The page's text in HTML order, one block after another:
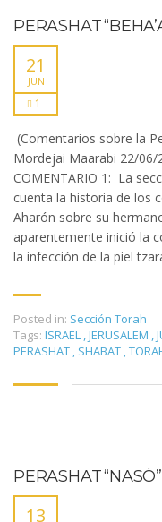
PERASHAT
21
JUN
1
(Comentarios sobre la
Mordejai Maarabi 22/06/
COMENTARIO 1: La
cuenta la historia de los
Aharón sobre su
aparentemente inició la
la infección de la piel
Posted in: Sección Torah
Tags: ISRAEL ,JERUSALEM ,
PERASHAT , SHABAT ,
PERASHAT “NASÓ”
13